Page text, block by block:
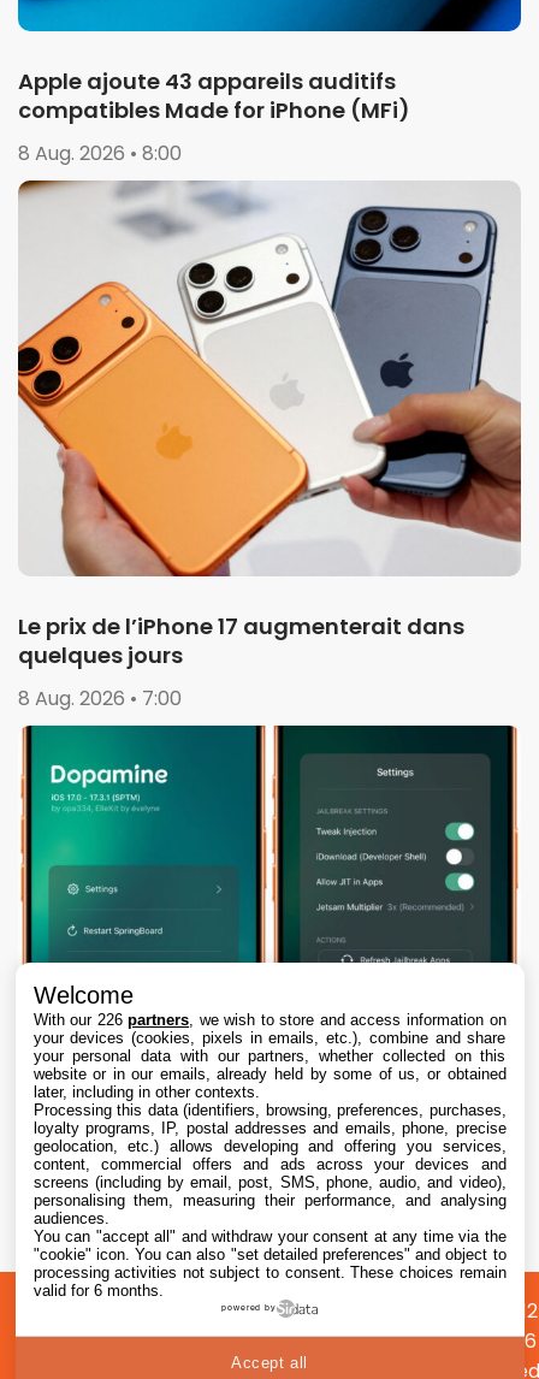
Apple ajoute 43 appareils auditifs
compatibles Made for iPhone (MFi)
8 Aug. 2026 • 8:00
Le prix de l’iPhone 17 augmenterait dans
quelques jours
8 Aug. 2026 • 7:00
Dopamine 3, le jailbreak pour iOS 26 sur
iPhone, est disponible
7 Aug. 2026 • 22:44
propos
Préférences
cookies
Confidentialité
©
2026
Welcome
With our 226partners , we wish to store and access information on
your devices (cookies, pixels in emails, etc.), combine and share
your personal data with our partners, whether collected on this
website or in our emails, already held by some of us, or obtained
later, including in other contexts.
Processing this data (identifiers, browsing, preferences, purchases,
loyalty programs, IP, postal addresses and emails, phone, precise
geolocation, etc.) allows developing and offering you services,
content, commercial offers and ads across your devices and
screens (including by email, post, SMS, phone, audio, and video),
personalising them, measuring their performance, and analysing
audiences.
You can "accept all" and withdraw your consent at any time via the
"cookie" icon. You can also "set detailed preferences" and object to
processing activities not subject to consent. These choices remain
valid for 6 months.
powered by
Accept all